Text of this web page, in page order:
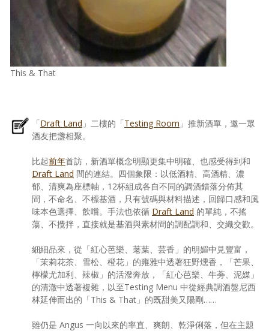
This & That
「Draft Land 」二樓的「Testing Room 」推新酒單，邀一眾
酒友把盞相聚。
比起前年首訪，新酒單概念明顯更集中明確、也感受得到和
Draft Land 間的連結。四個象限：以低酒精、高酒精、濃
郁、清爽為座標軸，12杯組成各自不同的調酒錯落分佈其
間，不命名、不標基酒，只有號碼與材料描述，回歸口感和風
味本色選擇、飲嚐。手法也依循 Draft Land 的單純，不搖
蕩、不攪拌，直接就是基酒與素材間的調配調和、交織交歡。
細細品來，從「紅心芭樂、荖葉、芸香」的明媚中見豐富，
「茉莉花茶、雪松、橙花」的雍雅中透著狂野燻香，「芒果、
檸檬尤加利、辣椒」的活潑奔放，「紅心芭樂、牛蒡、泥媒」
的清澈中透著複雜，以至Testing Menu 中從經典調酒盤尼西
林延伸而出的「This & That」的既甜美又陽剛……
雖仍是 Angus 一向以來的率直、爽朗、乾淨俐落，但在主題